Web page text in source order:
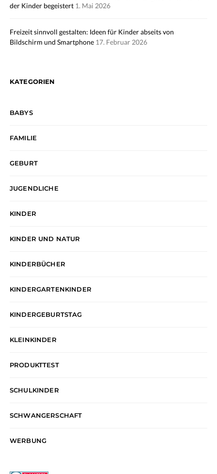
der Kinder begeistert 1. Mai 2026
Freizeit sinnvoll gestalten: Ideen für Kinder abseits von
Bildschirm und Smartphone 17. Februar 2026
KATEGORIEN
BABYS
FAMILIE
GEBURT
JUGENDLICHE
KINDER
KINDER UND NATUR
KINDERBÜCHER
KINDERGARTENKINDER
KINDERGEBURTSTAG
KLEINKINDER
PRODUKTTEST
SCHULKINDER
SCHWANGERSCHAFT
WERBUNG